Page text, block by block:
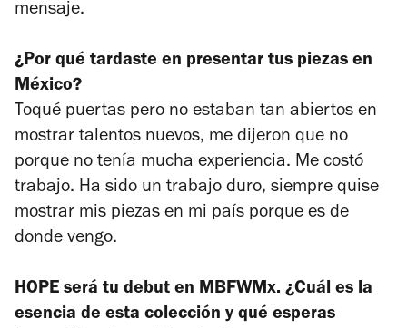
mensaje.
¿Por qué tardaste en presentar tus piezas en
México?
Toqué puertas pero no estaban tan abiertos en
mostrar talentos nuevos, me dijeron que no
porque no tenía mucha experiencia. Me costó
trabajo. Ha sido un trabajo duro, siempre quise
mostrar mis piezas en mi país porque es de
donde vengo.
HOPE será tu debut en MBFWMx. ¿Cuál es la
esencia de esta colección y qué esperas